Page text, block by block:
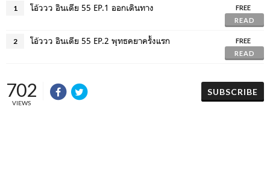
1 โอ้ววว อินเดีย 55 EP.1 ออกเดินทาง
FREE
READ
2 โอ้ววว อินเดีย 55 EP.2 พุทธคยาครั้งแรก
FREE
READ
702
VIEWS
SUBSCRIBE